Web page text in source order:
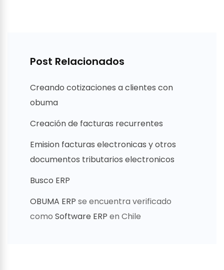
Post Relacionados
Creando cotizaciones a clientes con
obuma
Creación de facturas recurrentes
Emision facturas electronicas y otros
documentos tributarios electronicos
Busco ERP
OBUMA ERP se encuentra verificado
como Software ERP en Chile